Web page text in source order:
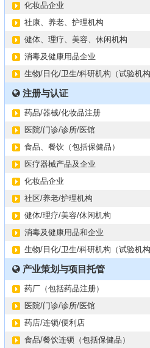
化妆品企业
社康、养老、护理机构
健体、理疗、美容、休闲机构
消毒及健康用品企业
生物/日化/卫生/科研机构（试验机构
注册与认证
药品/器械/化妆品注册
医院/门诊/诊所/医馆
食品、餐饮（包括保健品）
医疗器械产品及企业
化妆品企业
社区/养老/护理机构
健体/理疗/美容/休闲机构
消毒及健康用品和企业
生物/日化/卫生/科研机构（试验机构
产业策划与项目托管
药厂（包括药品注册）
医院/门诊/诊所/医馆
药店/连锁/便利店
食品/餐饮连锁（包括保健品）